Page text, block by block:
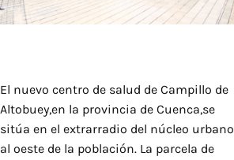
El nuevo centro de salud de Campillo de
Altobuey,en la provincia de Cuenca,se
sitúa en el extrarradio del núcleo urbano
al oeste de la población. La parcela de